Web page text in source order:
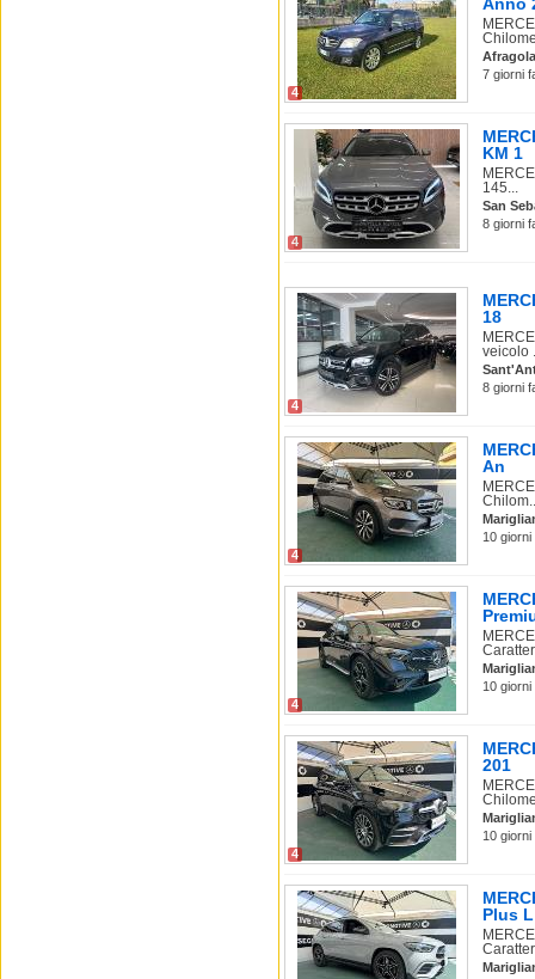
4
Anno
Afragola
7 giorni
4
KM 1
145...
San
8 giorni
4
18
veicolo
8 giorni
4
An
10
4
10
4
201
10
Plus L